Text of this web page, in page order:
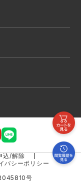
込/解除
バシーポリシー
号